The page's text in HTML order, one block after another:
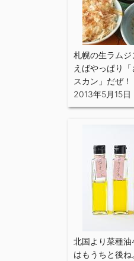
札幌の生ラム
えばやっぱり
スカン」だぜ！
2013年5月15日
北国より菜種
はもうちと後